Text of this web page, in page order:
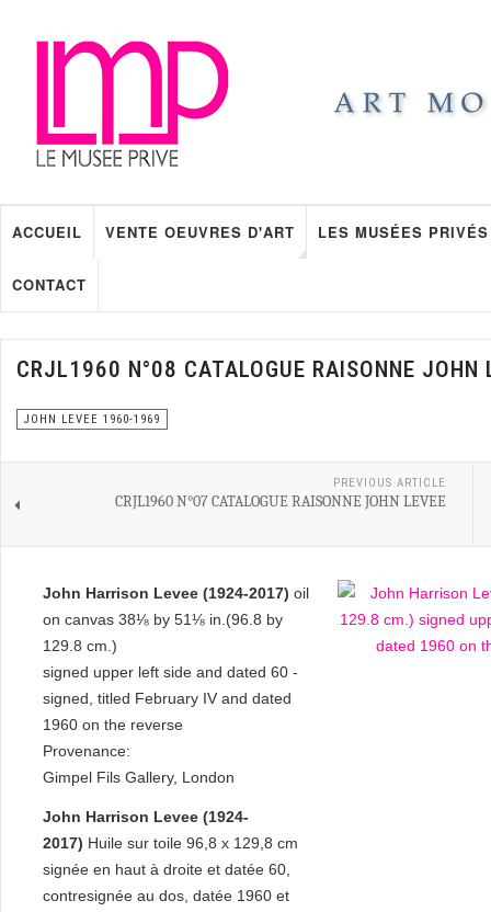
ACCUEIL VENTE OEUVRES D'ART LES MUSÉES PRIVÉS
CONTACT
CRJL1960 N°08 CATALOGUE RAISONNE JOHN
JOHN LEVEE 1960-1969
PREVIOUS ARTICLE
CRJL1960 N°07 CATALOGUE RAISONNE JOHN LEVEE
John Harrison Levee (1924-2017) oil
on canvas 38⅛ by 51⅛ in.(96.8 by
129.8 cm.)
signed upper left side and dated 60 -
signed, titled February IV and dated
1960 on the reverse
Provenance:
Gimpel Fils Gallery, London
John Harrison Levee (1924-
2017) Huile sur toile 96,8 x 129,8 cm
signée en haut à droite et datée 60,
contresignée au dos, datée 1960 et